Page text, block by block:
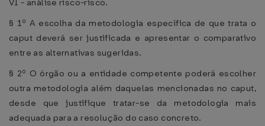
VI - análise risco-risco.
§ 1º A escolha da metodologia específica de que trata o
caput deverá ser justificada e apresentar o comparativo
entre as alternativas sugeridas.
§ 2º O órgão ou a entidade competente poderá escolher
outra metodologia além daquelas mencionadas no caput,
desde que justifique tratar-se da metodologia mais
adequada para a resolução do caso concreto.